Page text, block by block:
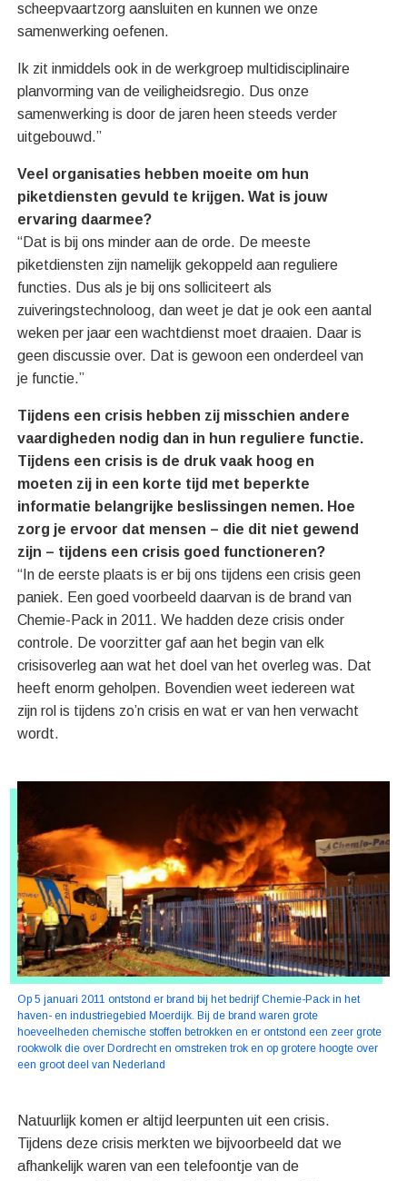
scheepvaartzorg aansluiten en kunnen we onze
samenwerking oefenen.
Ik zit inmiddels ook in de werkgroep multidisciplinaire
planvorming van de veiligheidsregio. Dus onze
samenwerking is door de jaren heen steeds verder
uitgebouwd.”
Veel organisaties hebben moeite om hun
piketdiensten gevuld te krijgen. Wat is jouw
ervaring daarmee?
“Dat is bij ons minder aan de orde. De meeste
piketdiensten zijn namelijk gekoppeld aan reguliere
functies. Dus als je bij ons solliciteert als
zuiveringstechnoloog, dan weet je dat je ook een aantal
weken per jaar een wachtdienst moet draaien. Daar is
geen discussie over. Dat is gewoon een onderdeel van
je functie.”
Tijdens een crisis hebben zij misschien andere
vaardigheden nodig dan in hun reguliere functie.
Tijdens een crisis is de druk vaak hoog en
moeten zij in een korte tijd met beperkte
informatie belangrijke beslissingen nemen. Hoe
zorg je ervoor dat mensen – die dit niet gewend
zijn – tijdens een crisis goed functioneren?
“In de eerste plaats is er bij ons tijdens een crisis geen
paniek. Een goed voorbeeld daarvan is de brand van
Chemie-Pack in 2011. We hadden deze crisis onder
controle. De voorzitter gaf aan het begin van elk
crisisoverleg aan wat het doel van het overleg was. Dat
heeft enorm geholpen. Bovendien weet iedereen wat
zijn rol is tijdens zo’n crisis en wat er van hen verwacht
wordt.
Op 5 januari 2011 ontstond er brand bij het bedrijf Chemie-Pack in het
haven- en industriegebied Moerdijk. Bij de brand waren grote
hoeveelheden chemische stoffen betrokken en er ontstond een zeer grote
rookwolk die over Dordrecht en omstreken trok en op grotere hoogte over
een groot deel van Nederland
Natuurlijk komen er altijd leerpunten uit een crisis.
Tijdens deze crisis merkten we bijvoorbeeld dat we
afhankelijk waren van een telefoontje van de